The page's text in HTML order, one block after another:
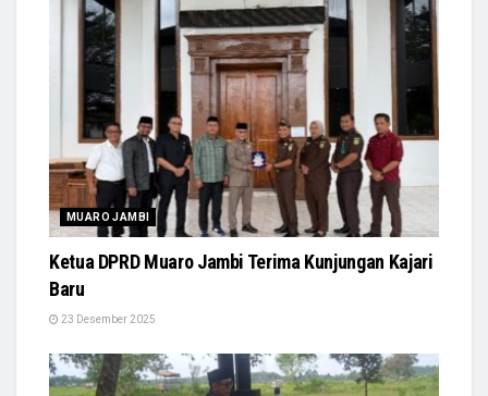
MUARO JAMBI
Ketua DPRD Muaro Jambi Terima Kunjungan Kajari
Baru
23 Desember 2025